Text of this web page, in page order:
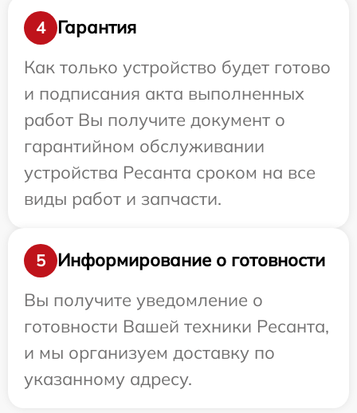
4
Гарантия
Как только устройство будет готово
и подписания акта выполненных
работ Вы получите документ о
гарантийном обслуживании
устройства Ресанта сроком на все
виды работ и запчасти.
5
Информирование о готовности
Вы получите уведомление о
готовности Вашей техники Ресанта,
и мы организуем доставку по
указанному адресу.